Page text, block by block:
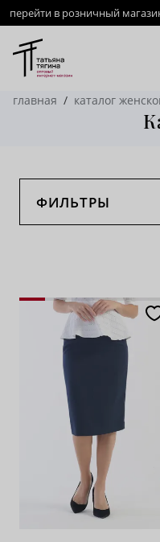
перейти в розничный
главная каталог
ФИЛЬТРЫ